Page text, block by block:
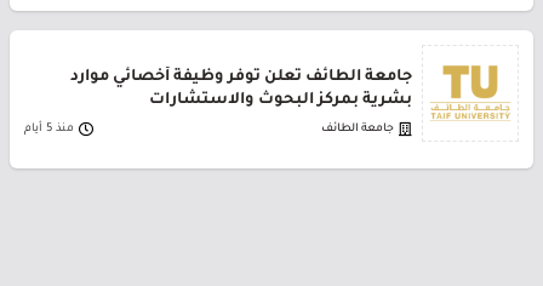
جامعة الطائف تعلن توفر وظيفة أخصائي موارد
بشرية بمركز البحوث والاستشارات
جامعة الطائف منذ 5 أيام